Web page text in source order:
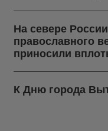
На севере
православного
приносили
К Дню города